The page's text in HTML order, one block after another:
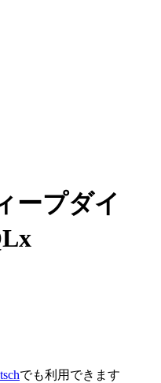
ープダイ
でも利用できます